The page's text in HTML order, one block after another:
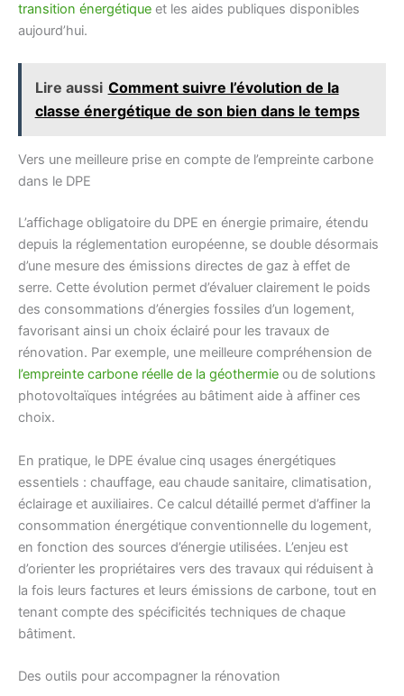
transition énergétique et les aides publiques disponibles
aujourd’hui.
Lire aussi Comment suivre l’évolution de la
classe énergétique de son bien dans le temps
Vers une meilleure prise en compte de l’empreinte carbone
dans le DPE
L’affichage obligatoire du DPE en énergie primaire, étendu
depuis la réglementation européenne, se double désormais
d’une mesure des émissions directes de gaz à effet de
serre. Cette évolution permet d’évaluer clairement le poids
des consommations d’énergies fossiles d’un logement,
favorisant ainsi un choix éclairé pour les travaux de
rénovation. Par exemple, une meilleure compréhension de
l’empreinte carbone réelle de la géothermie ou de solutions
photovoltaïques intégrées au bâtiment aide à affiner ces
choix.
En pratique, le DPE évalue cinq usages énergétiques
essentiels : chauffage, eau chaude sanitaire, climatisation,
éclairage et auxiliaires. Ce calcul détaillé permet d’affiner la
consommation énergétique conventionnelle du logement,
en fonction des sources d’énergie utilisées. L’enjeu est
d’orienter les propriétaires vers des travaux qui réduisent à
la fois leurs factures et leurs émissions de carbone, tout en
tenant compte des spécificités techniques de chaque
bâtiment.
Des outils pour accompagner la rénovation